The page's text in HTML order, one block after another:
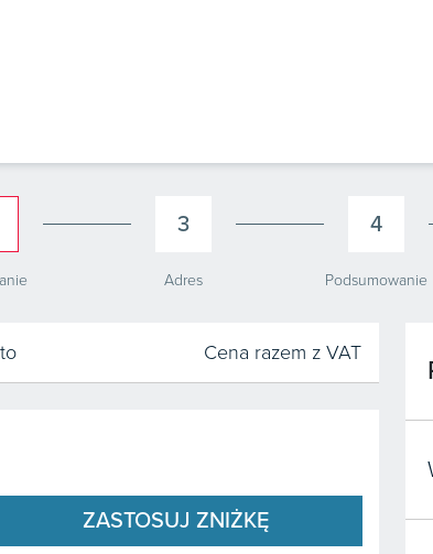
3
Adres
4
Podsumowanie
Cena razem z VAT
ZASTOSUJ ZNIŻKĘ